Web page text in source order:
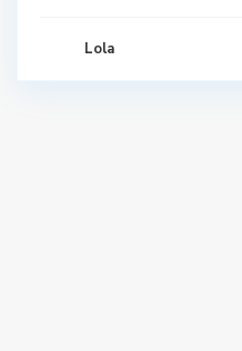
Lola